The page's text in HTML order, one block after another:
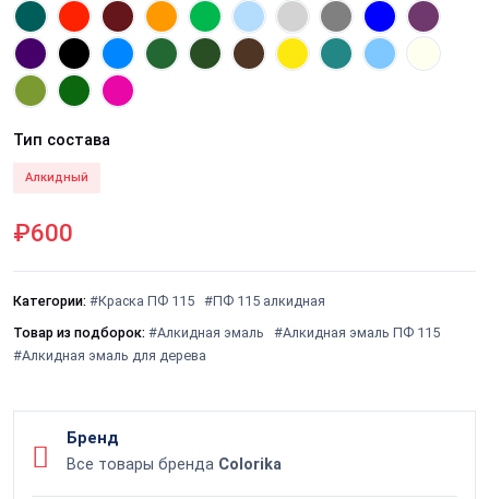
Тип состава
Алкидный
₽600
Категории: #Краска ПФ 115 #ПФ 115 алкидная
Товар из подборок: #Алкидная эмаль
#Алкидная эмаль ПФ 115
#Алкидная эмаль для дерева
Бренд
Все товары бренда Colorika